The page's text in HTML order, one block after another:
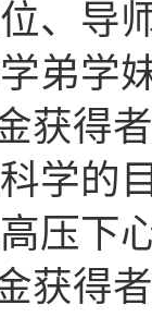
、导
弟学
获得
学的
压下
获得